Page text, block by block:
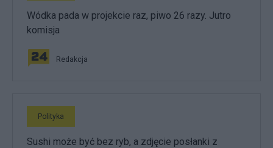
Wódka pada w projekcie raz, piwo 26 razy. Jutro
komisja
Redakcja
Polityka
Sushi może być bez ryb, a zdjęcie posłanki z